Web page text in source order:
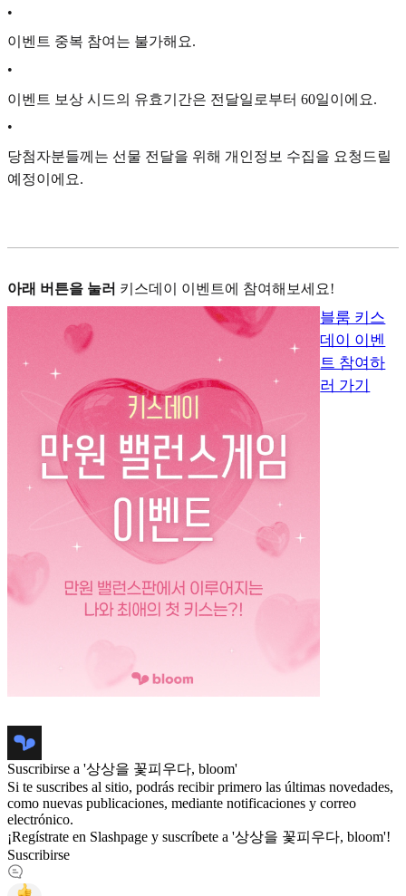
•
이벤트 중복 참여는 불가해요.
•
이벤트 보상 시드의 유효기간은 전달일로부터 60일이에요.
•
당첨자분들께는 선물 전달을 위해 개인정보 수집을 요청드릴
예정이에요.
아래 버튼을 눌러 키스데이 이벤트에 참여해보세요!
블룸 키스
데이 이벤
트 참여하
러 가기
Suscribirse a '상상을 꽃피우다, bloom'
Si te suscribes al sitio, podrás recibir primero las últimas novedades,
como nuevas publicaciones, mediante notificaciones y correo
electrónico.
¡Regístrate en Slashpage y suscríbete a '상상을 꽃피우다, bloom'!
Suscribirse